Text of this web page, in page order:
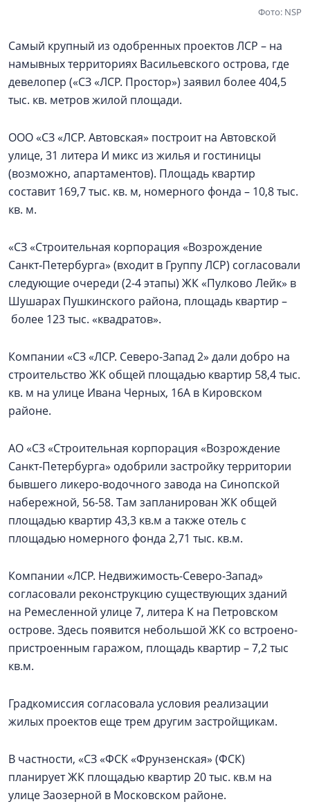
Фото: NSP
Самый крупный из одобренных проектов ЛСР – на
намывных территориях Васильевского острова, где
девелопер («СЗ «ЛСР. Простор») заявил более 404,5
тыс. кв. метров жилой площади.
ООО «СЗ «ЛСР. Автовская» построит на Автовской
улице, 31 литера И микс из жилья и гостиницы
(возможно, апартаментов). Площадь квартир
составит 169,7 тыс. кв. м, номерного фонда – 10,8 тыс.
кв. м.
«СЗ «Строительная корпорация «Возрождение
Санкт‑Петербурга» (входит в Группу ЛСР) согласовали
следующие очереди (2-4 этапы) ЖК «Пулково Лейк» в
Шушарах Пушкинского района, площадь квартир –
более 123 тыс. «квадратов».
Компании «СЗ «ЛСР. Северо-Запад 2» дали добро на
строительство ЖК общей площадью квартир 58,4 тыс.
кв. м на улице Ивана Черных, 16А в Кировском
районе.
АО «СЗ «Строительная корпорация «Возрождение
Санкт‑Петербурга» одобрили застройку территории
бывшего ликеро-водочного завода на Синопской
набережной, 56-58. Там запланирован ЖК общей
площадью квартир 43,3 кв.м а также отель с
площадью номерного фонда 2,71 тыс. кв.м.
Компании «ЛСР. Недвижимость-Северо-Запад»
согласовали реконструкцию существующих зданий
на Ремесленной улице 7, литера К на Петровском
острове. Здесь появится небольшой ЖК со встроено-
пристроенным гаражом, площадь квартир – 7,2 тыс
кв.м.
Градкомиссия согласовала условия реализации
жилых проектов еще трем другим застройщикам.
В частности, «СЗ «ФСК «Фрунзенская» (ФСК)
планирует ЖК площадью квартир 20 тыс. кв.м на
улице Заозерной в Московском районе.